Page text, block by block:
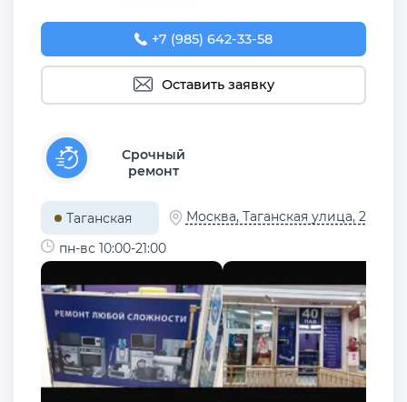
+7 (985) 642-33-58
Оставить заявку
Срочный
ремонт
Таганская
Москва, Таганская улица, 2
пн-вс 10:00-21:00